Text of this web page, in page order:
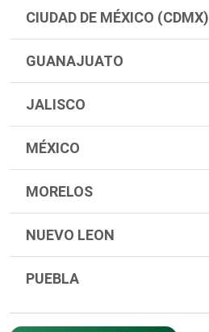
CIUDAD DE MÉXICO (CDMX)
GUANAJUATO
JALISCO
MÉXICO
MORELOS
NUEVO LEON
PUEBLA